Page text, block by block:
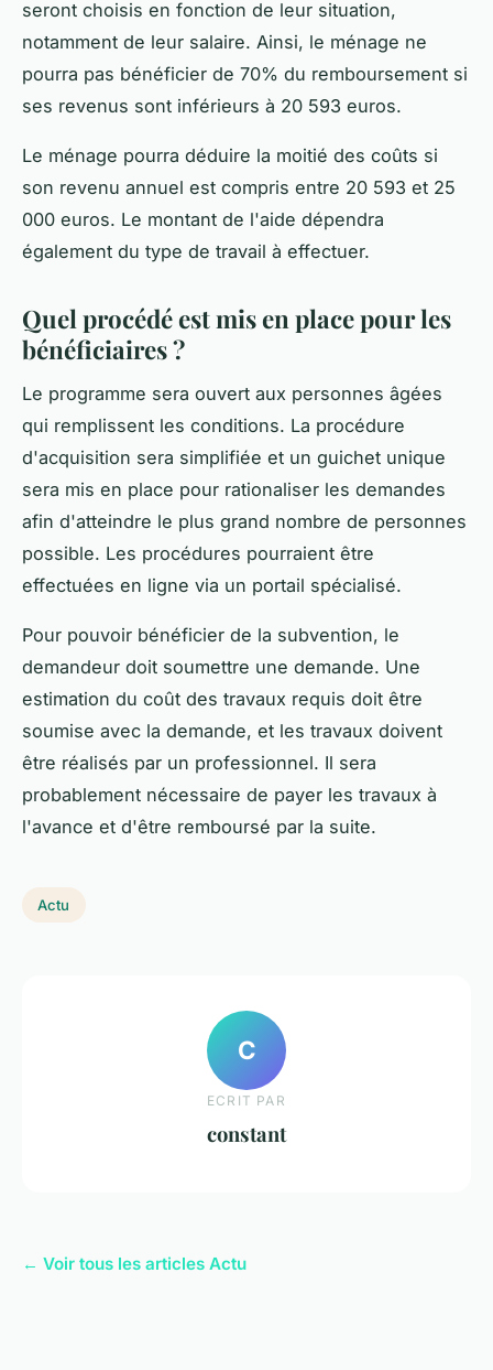
seront choisis en fonction de leur situation,
notamment de leur salaire. Ainsi, le ménage ne
pourra pas bénéficier de 70% du remboursement si
ses revenus sont inférieurs à 20 593 euros.
Le ménage pourra déduire la moitié des coûts si
son revenu annuel est compris entre 20 593 et 25
000 euros. Le montant de l'aide dépendra
également du type de travail à effectuer.
Quel procédé est mis en place pour les
bénéficiaires ?
Le programme sera ouvert aux personnes âgées
qui remplissent les conditions. La procédure
d'acquisition sera simplifiée et un guichet unique
sera mis en place pour rationaliser les demandes
afin d'atteindre le plus grand nombre de personnes
possible. Les procédures pourraient être
effectuées en ligne via un portail spécialisé.
Pour pouvoir bénéficier de la subvention, le
demandeur doit soumettre une demande. Une
estimation du coût des travaux requis doit être
soumise avec la demande, et les travaux doivent
être réalisés par un professionnel. Il sera
probablement nécessaire de payer les travaux à
l'avance et d'être remboursé par la suite.
Actu
C
ECRIT PAR
constant
← Voir tous les articles Actu